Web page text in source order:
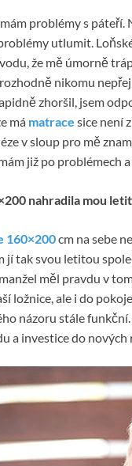
problémy s
utlumit.
že mě úmorně
nikomu
zhoršil, jsem
má matrace sice není
v sloup pro mě
již po problémech
nahradila mou
160×200cm na sebe
jí tak svou letitou
měl pravdu v
ložnice, ale i do
názoru stále
a investice do